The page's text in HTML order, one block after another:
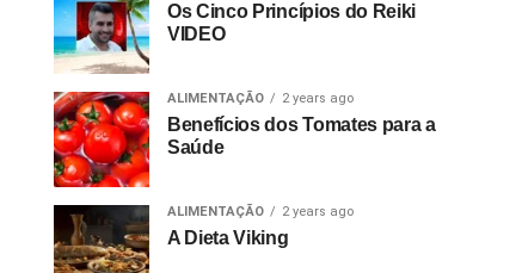
Os Cinco Princípios do Reiki
VIDEO
ALIMENTAÇÃO 2 years ago
Benefícios dos Tomates para a
Saúde
ALIMENTAÇÃO 2 years ago
A Dieta Viking